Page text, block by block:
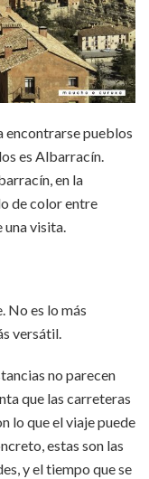
encontrarse pueblos
es Albarracín.
en la
de color entre
una visita.
No es lo más
versátil.
no parecen
que las carreteras
lo que el viaje puede
estas son las
y el tiempo que se